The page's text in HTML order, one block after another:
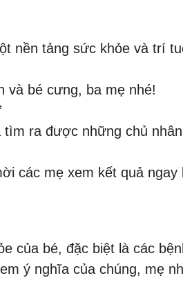
nền tảng sức khỏe và trí
và bé cưng, ba mẹ nhé!
ra được những chủ
các mẹ xem kết quả ngay
của bé, đặc biệt là các
ý nghĩa của chúng, mẹ